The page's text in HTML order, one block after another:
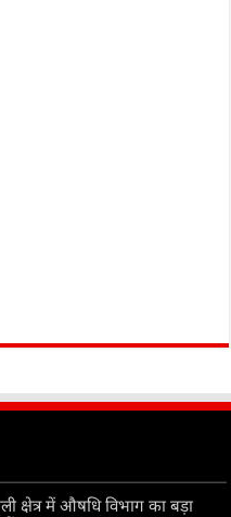
क्षेत्र में औषधि विभाग का बड़ा